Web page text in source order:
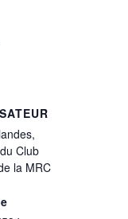
Club
la MRC